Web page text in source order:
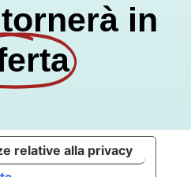
in
relative alla privacy